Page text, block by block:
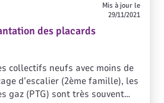
des placards
Mis à jour le
29/11/2021
collectifs neufs avec moins de
d’escalier (2ème famille), les
gaz (PTG) sont très souvent